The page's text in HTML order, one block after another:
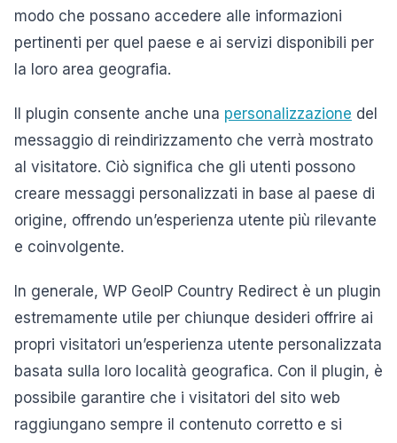
modo che possano accedere alle informazioni
pertinenti per quel paese e ai servizi disponibili per
la loro area geografia.
Il plugin consente anche una personalizzazione del
messaggio di reindirizzamento che verrà mostrato
al visitatore. Ciò significa che gli utenti possono
creare messaggi personalizzati in base al paese di
origine, offrendo un’esperienza utente più rilevante
e coinvolgente.
In generale, WP GeoIP Country Redirect è un plugin
estremamente utile per chiunque desideri offrire ai
propri visitatori un’esperienza utente personalizzata
basata sulla loro località geografica. Con il plugin, è
possibile garantire che i visitatori del sito web
raggiungano sempre il contenuto corretto e si